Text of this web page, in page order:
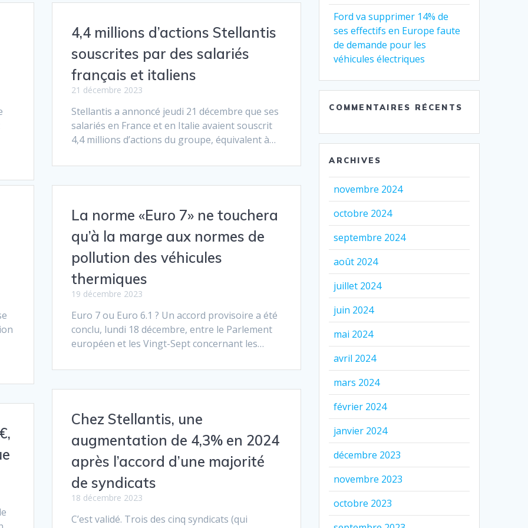
4,4 millions d’actions Stellantis
souscrites par des salariés
français et italiens
21 décembre 2023
Stellantis a annoncé jeudi 21 décembre que ses
salariés en France et en Italie avaient souscrit
4,4 millions d’actions du groupe, équivalent à…
La norme «Euro 7» ne touchera
qu’à la marge aux normes de
pollution des véhicules
thermiques
19 décembre 2023
Euro 7 ou Euro 6.1 ? Un accord provisoire a été
conclu, lundi 18 décembre, entre le Parlement
européen et les Vingt-Sept concernant les…
Chez Stellantis, une
augmentation de 4,3% en 2024
après l’accord d’une majorité
de syndicats
18 décembre 2023
C’est validé. Trois des cinq syndicats (qui
Ford va supprimer 14% de
ses effectifs en Europe faute
de demande pour les
véhicules électriques
COMMENTAIRES RÉCENTS
ARCHIVES
novembre 2024
octobre 2024
septembre 2024
août 2024
juillet 2024
juin 2024
mai 2024
avril 2024
mars 2024
février 2024
janvier 2024
décembre 2023
novembre 2023
octobre 2023